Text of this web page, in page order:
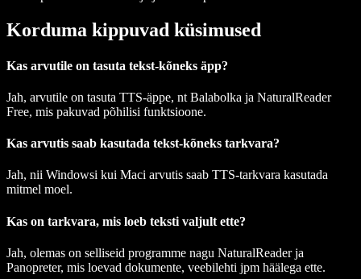
Korduma kippuvad küsimused
Kas arvutile on tasuta tekst-kõneks äpp?
Jah, arvutile on tasuta TTS-äppe, nt Balabolka ja NaturalReader
Free, mis pakuvad põhilisi funktsioone.
Kas arvutis saab kasutada tekst-kõneks tarkvara?
Jah, nii Windowsi kui Maci arvutis saab TTS-tarkvara kasutada
mitmel moel.
Kas on tarkvara, mis loeb teksti valjult ette?
Jah, olemas on selliseid programme nagu NaturalReader ja
Panopreter, mis loevad dokumente, veebilehti jpm häälega ette.